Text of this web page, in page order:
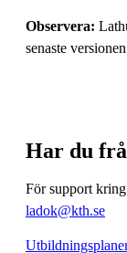
Observera:
senaste
Har du
För support
ladok@kth.se